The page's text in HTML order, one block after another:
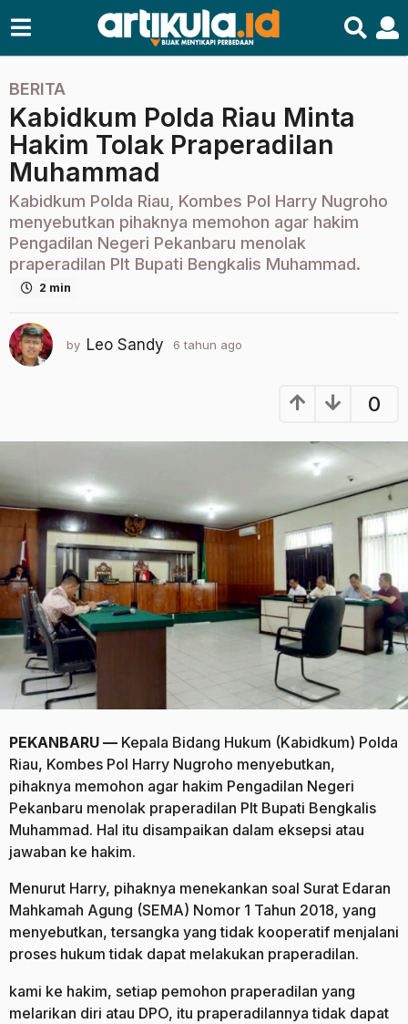
6
t
a
h
u
n
a
g
o
a
h
g
BERITA
Kabidkum Polda Riau Minta
Hakim Tolak Praperadilan
Muhammad
Kabidkum Polda Riau, Kombes Pol Harry Nugroho
menyebutkan pihaknya memohon agar hakim
Pengadilan Negeri Pekanbaru menolak
praperadilan Plt Bupati Bengkalis Muhammad.
2 min
by Leo Sandy 6 tahun ago
0
PEKANBARU — Kepala Bidang Hukum (Kabidkum) Polda
Riau, Kombes Pol Harry Nugroho menyebutkan,
pihaknya memohon agar hakim Pengadilan Negeri
Pekanbaru menolak praperadilan Plt Bupati Bengkalis
Muhammad. Hal itu disampaikan dalam eksepsi atau
jawaban ke hakim.
Menurut Harry, pihaknya menekankan soal Surat Edaran
Mahkamah Agung (SEMA) Nomor 1 Tahun 2018, yang
menyebutkan, tersangka yang tidak kooperatif menjalani
proses hukum tidak dapat melakukan praperadilan.
kami ke hakim, setiap pemohon praperadilan yang
melarikan diri atau DPO, itu praperadilannya tidak dapat